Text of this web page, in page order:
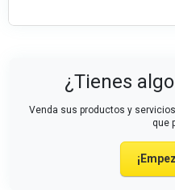
¿Tienes
Venda sus productos y
que